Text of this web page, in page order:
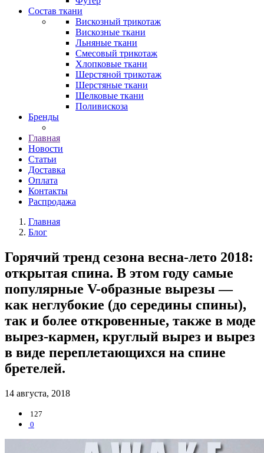
Состав ткани
Вискозный трикотаж
Вискозные ткани
Льняные ткани
Смесовый трикотаж
Хлопковые ткани
Шерстяной трикотаж
Шерстяные ткани
Шелковые ткани
Поливискоза
Бренды
Главная
Новости
Статьи
Доставка
Оплата
Контакты
Распродажа
Главная
Блог
Горячий тренд сезона весна-лето 2018:
открытая спина. В этом году самые
популярные V-образные вырезы —
как неглубокие (до середины спины),
так и более откровенные, также в моде
вырез-кармен, круглый вырез и вырез
в виде переплетающихся на спине
бретелей.
14 августа, 2018
127
0